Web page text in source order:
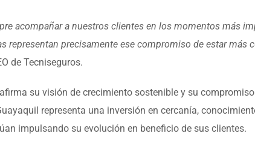
acompañar a nuestros clientes en los momentos más
representan precisamente ese compromiso de estar más
de Tecniseguros.
su visión de crecimiento sostenible y su
representa una inversión en cercanía,
impulsando su evolución en beneficio de sus clientes.